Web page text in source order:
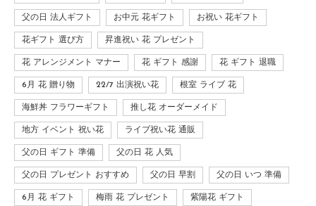
父の日 法人ギフト お中元 花ギフト お祝い 花ギフト
花ギフト 選び方 昇進祝い 花 プレゼント
花 アレンジメント マナー 花 ギフト 感謝 花 ギフト 退職
6月 花 贈り物 22/7 出演祝い花 根室 ライブ 花
海鮮丼 フラワーギフト 推し花 オーダーメイド
地方 イベント 祝い花 ライブ祝い花 通販
父の日 ギフト 準備 父の日 花 人気
父の日 プレゼント おすすめ 父の日 早割 父の日 いつ 準備
6月 花 ギフト 梅雨 花 プレゼント 紫陽花 ギフト